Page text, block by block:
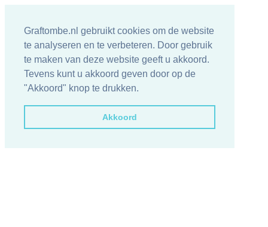
Graftombe.nl gebruikt cookies om de website
te analyseren en te verbeteren. Door gebruik
te maken van deze website geeft u akkoord.
Tevens kunt u akkoord geven door op de
"Akkoord" knop te drukken.
Akkoord